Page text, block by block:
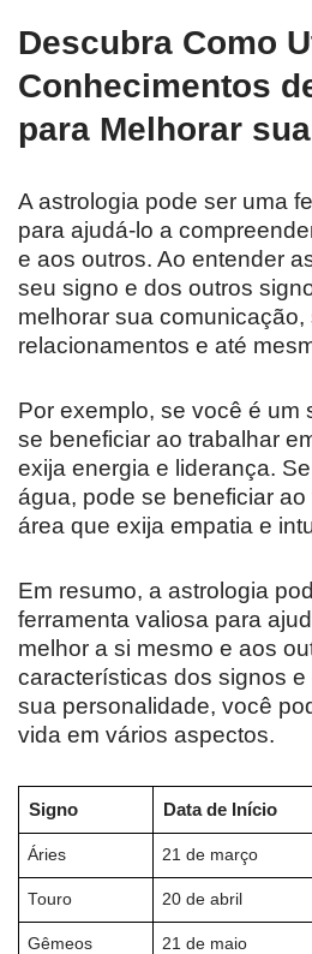
Descubra Como
Conhecimentos
para Melhorar
A astrologia pode ser uma
para ajudá-lo a
e aos outros. Ao entender
seu signo e dos outros
melhorar sua comunicação,
relacionamentos e até
Por exemplo, se você é um
se beneficiar ao trabalhar
exija energia e liderança.
água, pode se beneficiar
área que exija empatia e
Em resumo, a astrologia
ferramenta valiosa para
melhor a si mesmo e aos
características dos signos
sua personalidade, você
vida em vários aspectos.
Signo Data de Início
Áries 21 de março
Touro 20 de abril
Gêmeos 21 de maio